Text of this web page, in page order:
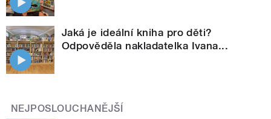
Jaká je ideální kniha pro děti?
Odpověděla nakladatelka Ivana...
NEJPOSLOUCHANĚJŠÍ